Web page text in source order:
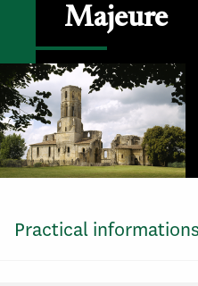
Majeure
Practical informations